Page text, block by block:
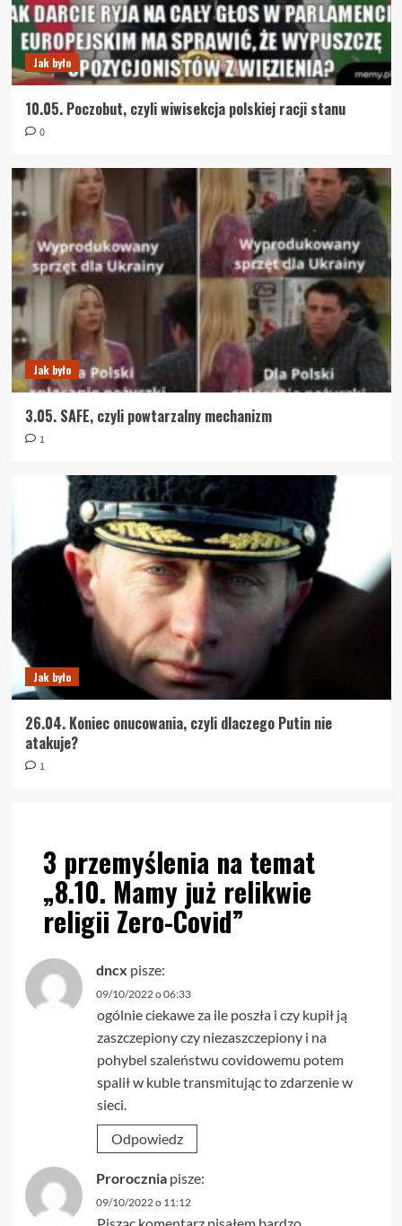
Jak było
10.05. Poczobut, czyli wiwisekcja polskiej racji stanu
0
Jak było
3.05. SAFE, czyli powtarzalny mechanizm
1
Jak było
26.04. Koniec onucowania, czyli dlaczego Putin nie
atakuje?
1
3 przemyślenia na temat
„8.10. Mamy już relikwie
religii Zero-Covid”
dncx pisze:
09/10/2022 o 06:33
ogólnie ciekawe za ile poszła i czy kupił ją
zaszczepiony czy niezaszczepiony i na
pohybel szaleństwu covidowemu potem
spalił w kuble transmitując to zdarzenie w
sieci.
Odpowiedz
Prorocznia pisze:
09/10/2022 o 11:12